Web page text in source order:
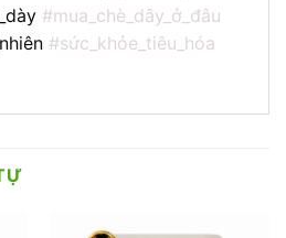
#mua_chè_dây_ở_đâu
#sức_khỏe_tiêu_hóa